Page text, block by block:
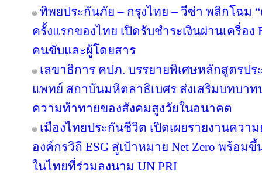
ทิพยประกันภัย – กรุงไทย – วีซ่า พลิกโฉม “
ครั้งแรกของไทย เปิดรับชำระเงินผ่านเครื่อ
คนขับและผู้โดยสาร
เลขาธิการ คปภ. บรรยายพิเศษหลักสูตรป
แพทย์ สถาบันมหิตลาธิเบศร ส่งเสริมบทบา
ความท้าทายของสังคมสูงวัยในอนาคต
เมืองไทยประกันชีวิต เปิดเผยรายงานควา
องค์กรวิถี ESG สู่เป้าหมาย Net Zero พร้อ
ในไทยที่ร่วมลงนาม UN PRI